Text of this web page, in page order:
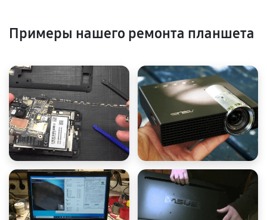
Примеры нашего ремонта планшета